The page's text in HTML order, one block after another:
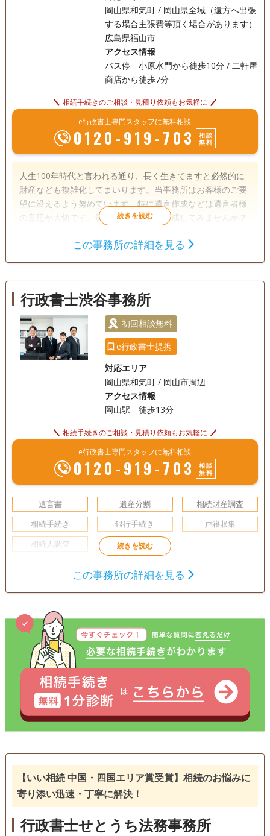
岡山県和気町 / 岡山県全域（遠方へ出張
する場合主張費等頂く場合があります）
広島県福山市
アクセス情報
バス停 小原水門から徒歩10分 / 二軒屋
商店から徒歩7分
相続手続きのご相談・見積り依頼もお気軽に
e行政書士専門スタッフに無料相談
0120-919-703
相談
無料
人生100年時代と言われる通り、長く生きてますと必然的に
財産なども複雑化してまいります。当事務所はお客様のご要
望に沿えるよう努めています。特に遺言作成などは遺言者様
の意思が大切です。最善を一緒になり作成してみませんか？
遺産分割
訪問可 土日相談可 初回相談無料 18時以降相談可
事務所面談可
この事務所の詳細を見る
行政書士渋谷事務所
初回相談無料
e行政書士提携
対応エリア
岡山県和気町 / 岡山市周辺
アクセス情報
岡山駅 徒歩13分
相続手続きのご相談・見積り依頼もお気軽に
e行政書士専門スタッフに無料相談
0120-919-703
相談
無料
遺言書 遺産分割
相続財産調査
相続手続き
銀行手続き
戸籍収集
相続人調査
この事務所の詳細を見る
【いい相続 中国・四国エリア賞受賞】相続のお悩みに
寄り添い迅速・丁寧に解決！
行政書士せとうち法務事務所